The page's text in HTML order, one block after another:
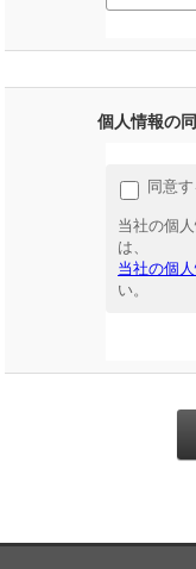
個人情報の
同意
当社の個
は、
当社の個
い。